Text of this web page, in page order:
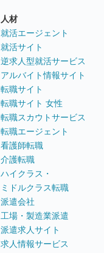
人材
就活エージェント
就活サイト
逆求人型就活サービス
アルバイト情報サイト
転職サイト
転職サイト 女性
転職スカウトサービス
転職エージェント
看護師転職
介護転職
ハイクラス・
ミドルクラス転職
派遣会社
工場・製造業派遣
派遣求人サイト
求人情報サービス